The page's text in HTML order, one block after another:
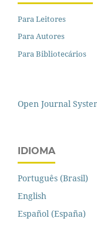
Para Leitores
Para Autores
Para Bibliotecários
Open Journal
IDIOMA
Português (Brasil)
English
Español (España)